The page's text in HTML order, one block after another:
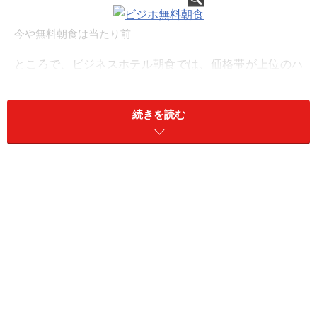
今や無料朝食は当たり前
ところで、ビジネスホテル朝食では、価格帯が上位のハ
う「逆転現象」が見られます。有料で提供する理由は、
ハイクラスホテルのイメージに合わせた朝食の提供は、
それなりのクオリティが必要なので無料では提供できな
続きを読む